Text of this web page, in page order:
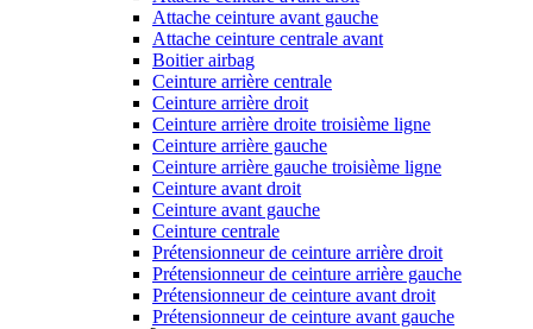
Attache ceinture avant gauche
Attache ceinture centrale avant
Boitier airbag
Ceinture arrière centrale
Ceinture arrière droit
Ceinture arrière droite troisième ligne
Ceinture arrière gauche
Ceinture arrière gauche troisième ligne
Ceinture avant droit
Ceinture avant gauche
Ceinture centrale
Prétensionneur de ceinture arrière droit
Prétensionneur de ceinture arrière gauche
Prétensionneur de ceinture avant droit
Prétensionneur de ceinture avant gauche